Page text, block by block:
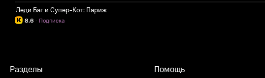
Леди Баг и Супер-Кот: Париж
8.6 Подписка
·
Разделы Помощь